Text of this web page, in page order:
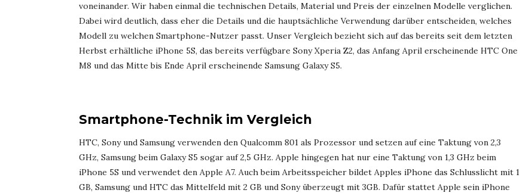
voneinander. Wir haben einmal die technischen Details, Material und Preis der einzelnen Modelle verglichen.
Dabei wird deutlich, dass eher die Details und die hauptsächliche Verwendung darüber entscheiden, welches
Modell zu welchen Smartphone-Nutzer passt. Unser Vergleich bezieht sich auf das bereits seit dem letzten
Herbst erhältliche iPhone 5S, das bereits verfügbare Sony Xperia Z2, das Anfang April erscheinende HTC One
M8 und das Mitte bis Ende April erscheinende Samsung Galaxy S5.
Smartphone-Technik im Vergleich
HTC, Sony und Samsung verwenden den Qualcomm 801 als Prozessor und setzen auf eine Taktung von 2,3
GHz, Samsung beim Galaxy S5 sogar auf 2,5 GHz. Apple hingegen hat nur eine Taktung von 1,3 GHz beim
iPhone 5S und verwendet den Apple A7. Auch beim Arbeitsspeicher bildet Apples iPhone das Schlusslicht mit 1
GB, Samsung und HTC das Mittelfeld mit 2 GB und Sony überzeugt mit 3GB. Dafür stattet Apple sein iPhone